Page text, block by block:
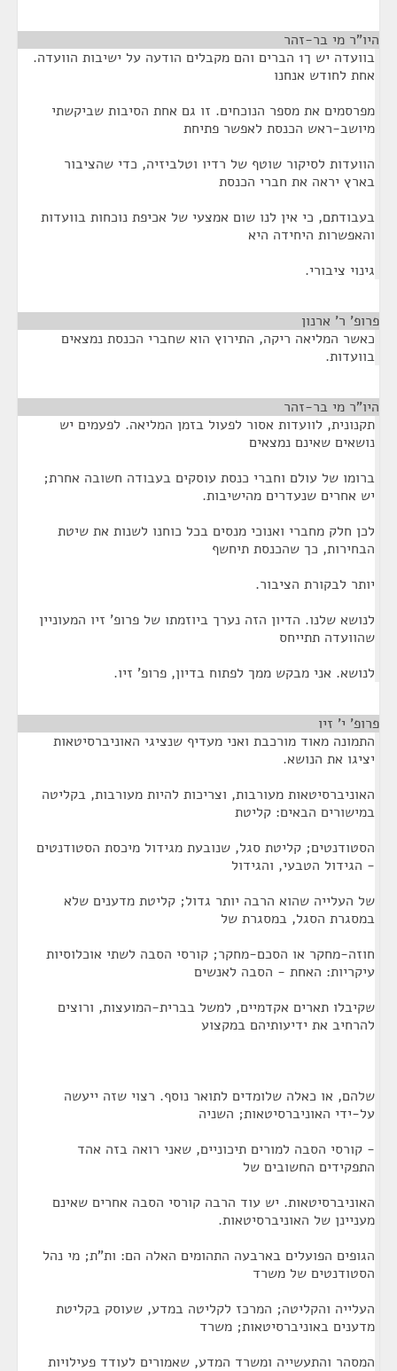
היו"ר מי בר-זהר
בוועדה יש ך1 הברים והם מקבלים הודעה על ישיבות הוועדה.
אחת לחודש אנחנו
מפרסמים את מספר הנוכחים. זו גם אחת הסיבות שביקשתי
מיושב-ראש הכנסת לאפשר פתיחת
הוועדות לסיקור שוטף של רדיו וטלביזיה, כדי שהציבור
בארץ יראה את חברי הכנסת
בעבודתם, כי אין לנו שום אמצעי של אכיפת נוכחות בוועדות
והאפשרות היחידה היא
גינוי ציבורי.
פרופ' ר' ארנון
כאשר המליאה ריקה, התירוץ הוא שחברי הכנסת נמצאים
בוועדות.
היו"ר מי בר-זהר
תקנונית, לוועדות אסור לפעול בזמן המליאה. לפעמים יש
נושאים שאינם נמצאים
ברומו של עולם וחברי כנסת עוסקים בעבודה חשובה אחרת;
יש אחרים שנעדרים מהישיבות.
לכן חלק מחברי ואנוכי מנסים בכל כוחנו לשנות את שיטת
הבחירות, כך שהכנסת תיחשף
יותר לבקורת הציבור.
לנושא שלנו. הדיון הזה נערך ביוזמתו של פרופ' זיו המעוניין
שהוועדה תתייחס
לנושא. אני מבקש ממך לפתוח בדיון, פרופ' זיו.
פרופ' י' זיו
התמונה מאוד מורכבת ואני מעדיף שנציגי האוניברסיטאות
יציגו את הנושא.
האוניברסיטאות מעורבות, וצריכות להיות מעורבות, בקליטה
במישורים הבאים: קליטת
הסטודנטים; קליטת סגל, שנובעת מגידול מיכסת הסטודנטים
- הגידול הטבעי, והגידול
של העלייה שהוא הרבה יותר גדול; קליטת מדענים שלא
במסגרת הסגל, במסגרת של
חוזה-מחקר או הסכם-מחקר; קורסי הסבה לשתי אוכלוסיות
עיקריות: האחת - הסבה לאנשים
שקיבלו תארים אקדמיים, למשל בברית-המועצות, ורוצים
להרחיב את ידיעותיהם במקצוע
שלהם, או כאלה שלומדים לתואר נוסף. רצוי שזה ייעשה
על-ידי האוניברסיטאות; השניה
- קורסי הסבה למורים תיכוניים, שאני רואה בזה אהד
התפקידים החשובים של
האוניברסיטאות. יש עוד הרבה קורסי הסבה אחרים שאינם
מעניינן של האוניברסיטאות.
הגופים הפועלים בארבעה התהומים האלה הם: ות"ת; מי נהל
הסטודנטים של משרד
העלייה והקליטה; המרכז לקליטה במדע, שעוסק בקליטת
מדענים באוניברסיטאות; משרד
המסהר והתעשייה ומשרד המדע, שאמורים לעודד פעילויות